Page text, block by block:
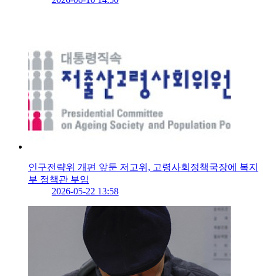
인구전략위 개편 앞둔 저고위, 고령사회정책국장에 복지
부 정책관 부임
2026-05-22 13:58